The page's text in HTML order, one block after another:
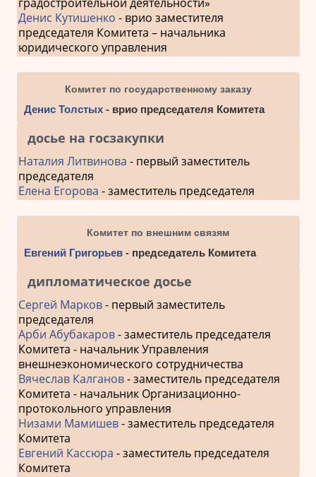
Денис Кутишенко - врио заместителя
председателя Комитета – начальника
юридического управления
Комитет по государственному заказу
Денис Толстых- врио председателя Комитета
досье на госзакупки
Наталия Литвинова - первый заместитель
председателя
Елена Егорова - заместитель председателя
Комитет по внешним связям
Евгений Григорьев- председатель Комитета
дипломатическое досье
Сергей Марков- первый заместитель
председателя
Арби Абубакаров- заместитель председателя
Комитета - начальник Управления
внешнеэкономического сотрудничества
Вячеслав Калганов- заместитель председателя
Комитета - начальник Организационно-
протокольного управления
Низами Мамишев- заместитель председателя
Комитета
Евгений Кассюра - заместитель председателя
Комитета